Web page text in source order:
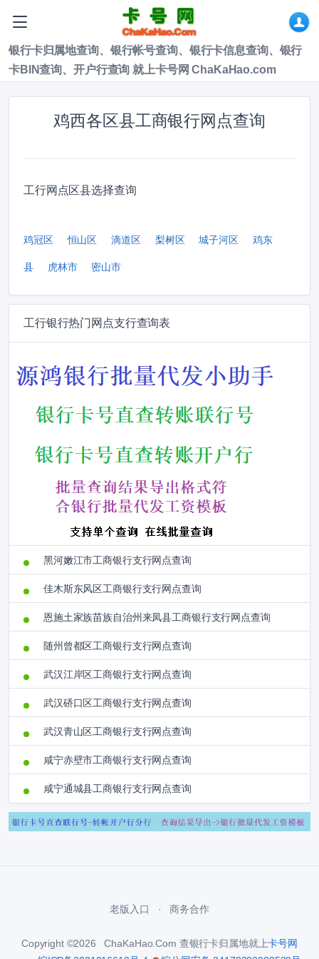
银行卡归属地查询、银行帐号查询、银行卡信息查询、银行
卡BIN查询、开户行查询 就上卡号网 ChaKaHao.com
鸡西各区县工商银行网点查询
工行网点区县选择查询
鸡冠区 恒山区 滴道区 梨树区 城子河区 鸡东
县 虎林市 密山市
工行银行热门网点支行查询表
黑河嫩江市工商银行支行网点查询
佳木斯东风区工商银行支行网点查询
恩施土家族苗族自治州来凤县工商银行支行网点查询
随州曾都区工商银行支行网点查询
武汉江岸区工商银行支行网点查询
武汉硚口区工商银行支行网点查询
武汉青山区工商银行支行网点查询
咸宁赤壁市工商银行支行网点查询
咸宁通城县工商银行支行网点查询
老版入口 商务合作
Copyright ©2026 ChaKaHao.Com 查银行卡归属地就上卡号网